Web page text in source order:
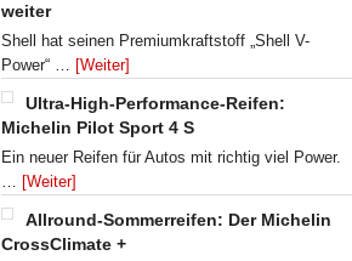
weiter
Shell hat seinen Premiumkraftstoff „Shell V-
Power“ … [Weiter]
Ultra-High-Performance-Reifen:
Michelin Pilot Sport 4 S
Ein neuer Reifen für Autos mit richtig viel Power.
… [Weiter]
Allround-Sommerreifen: Der Michelin
CrossClimate +